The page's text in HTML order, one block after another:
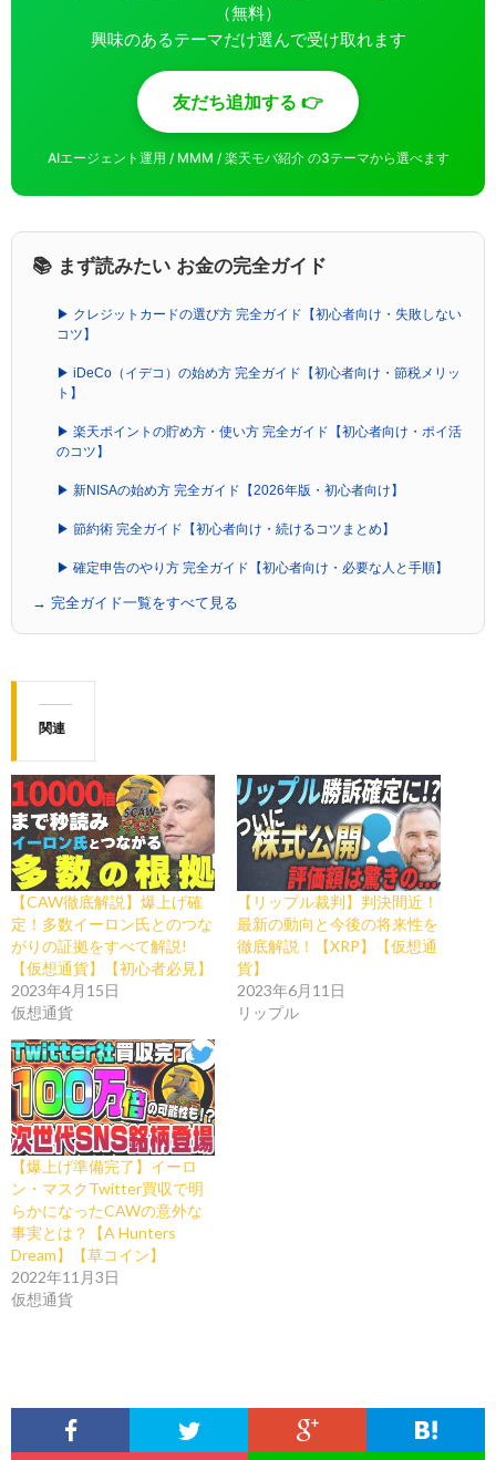
（無料）
興味のあるテーマだけ選んで受け取れます
友だち追加する 👉
AIエージェント運用 / MMM / 楽天モバ紹介 の3テーマから選べます
📚 まず読みたい お金の完全ガイド
▶ クレジットカードの選び方 完全ガイド【初心者向け・失敗しない
コツ】
▶ iDeCo（イデコ）の始め方 完全ガイド【初心者向け・節税メリッ
ト】
▶ 楽天ポイントの貯め方・使い方 完全ガイド【初心者向け・ポイ活
のコツ】
▶ 新NISAの始め方 完全ガイド【2026年版・初心者向け】
▶ 節約術 完全ガイド【初心者向け・続けるコツまとめ】
▶ 確定申告のやり方 完全ガイド【初心者向け・必要な人と手順】
→ 完全ガイド一覧をすべて見る
関連
【CAW徹底解説】爆上げ確
定！多数イーロン氏とのつな
がりの証拠をすべて解説!
【仮想通貨】【初心者必見】
2023年4月15日
仮想通貨
【リップル裁判】判決間近！
最新の動向と今後の将来性を
徹底解説！【XRP】【仮想通
貨】
2023年6月11日
リップル
【爆上げ準備完了】イーロ
ン・マスクTwitter買収で明
らかになったCAWの意外な
事実とは？【A Hunters
Dream】【草コイン】
2022年11月3日
仮想通貨